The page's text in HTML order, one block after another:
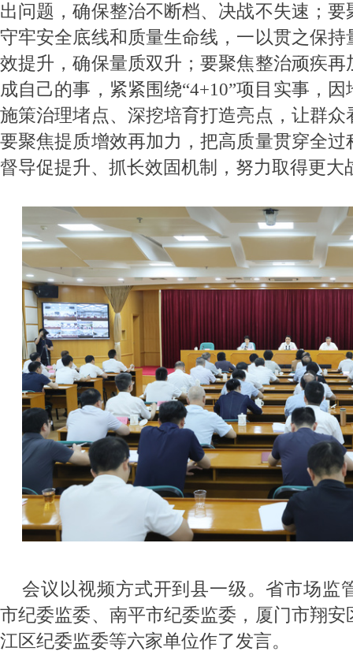
出问题，确保整治不断档、决战不失速；
守牢安全底线和质量生命线，一以贯之保
效提升，确保量质双升；要聚焦整治顽疾
成自己的事，紧紧围绕“4+10”项目实事，
施策治理堵点、深挖培育打造亮点，让群
要聚焦提质增效再加力，把高质量贯穿全
督导促提升、抓长效固机制，努力取得更大
会议以视频方式开到县一级。省市场监
市纪委监委、南平市纪委监委，厦门市翔
江区纪委监委等六家单位作了发言。